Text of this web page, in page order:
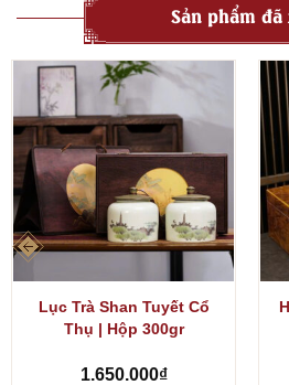
Sản phẩm đã
Lục Trà Shan Tuyết Cổ
Thụ | Hộp 300gr
1.650.000₫